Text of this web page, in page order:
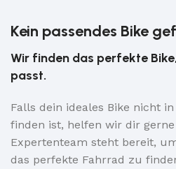
Kein passendes Bike
Wir finden das perfekte
passt.
Falls dein ideales Bike nicht
finden ist, helfen wir dir
Expertenteam steht bereit,
das perfekte Fahrrad zu